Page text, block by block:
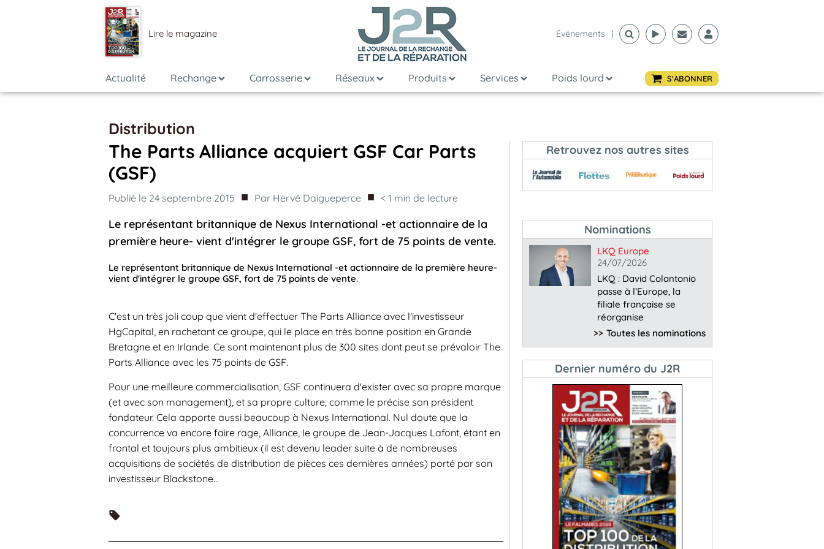
Lire le magazine Événements |
Actualité Rechange Carrosserie Réseaux Produits Services Poids lourd S'ABONNER
Distribution
The Parts Alliance acquiert GSF Car Parts
(GSF)
Publié le 24 septembre 2015 ■ Par Hervé Daigueperce ■ < 1 min de lecture
Le représentant britannique de Nexus International -et actionnaire de la
première heure- vient d'intégrer le groupe GSF, fort de 75 points de vente.
Le représentant britannique de Nexus International -et actionnaire de la première heure-
vient d'intégrer le groupe GSF, fort de 75 points de vente.
C'est un très joli coup que vient d'effectuer The Parts Alliance avec l'investisseur
HgCapital, en rachetant ce groupe, qui le place en très bonne position en Grande
Bretagne et en Irlande. Ce sont maintenant plus de 300 sites dont peut se prévaloir The
Parts Alliance avec les 75 points de GSF.
Pour une meilleure commercialisation, GSF continuera d'exister avec sa propre marque
(et avec son management), et sa propre culture, comme le précise son président
fondateur. Cela apporte aussi beaucoup à Nexus International. Nul doute que la
concurrence va encore faire rage, Alliance, le groupe de Jean-Jacques Lafont, étant en
frontal et toujours plus ambitieux (il est devenu leader suite à de nombreuses
acquisitions de sociétés de distribution de pièces ces dernières années) porté par son
investisseur Blackstone…
Retrouvez nos autres sites
Nominations
LKQ Europe
24/07/2026
LKQ : David Colantonio
passe à l’Europe, la
filiale française se
réorganise
>> Toutes les nominations
Dernier numéro du J2R